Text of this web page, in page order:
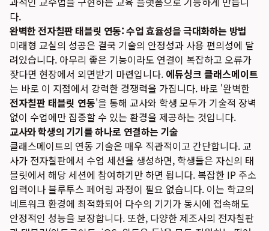
다.
완벽한 전자칠판 태블릿 연동: 수업 효율성을 극대화하는 방법
미래형 교실의 성공은 결국 기술의 안정성과 사용 편의성에 달
려있습니다. 아무리 좋은 기능이라도 연결이 복잡하고 오류가
잦다면 현장에서 외면받기 마련입니다. 에듀싱크 클래스메이트
는 바로 이 지점에서 강력한 경쟁력을 가집니다. 바로 '완벽한
전자칠판 태블릿 연동'을 통해 교사와 학생 모두가 기술적 장벽
없이 수업에만 집중할 수 있는 환경을 제공하는 것입니다.
교사와 학생의 기기를 하나로 연결하는 기술
클래스메이트의 연동 기술은 매우 직관적이고 간단합니다. 교
사가 전자칠판에서 수업 세션을 생성하면, 학생들은 자신의 태
블릿에서 해당 세션에 참여하기만 하면 됩니다. 복잡한 IP 주소
입력이나 블루투스 페어링 과정이 필요 없습니다. 이는 학교의
네트워크 환경에 최적화되어 다수의 기기가 동시에 접속해도
안정적인 성능을 보장합니다. 또한, 다양한 제조사의 전자칠판